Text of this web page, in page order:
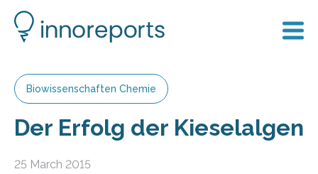
Biowissenschaften Chemie
Der Erfolg der Kieselalgen
25 March 2015